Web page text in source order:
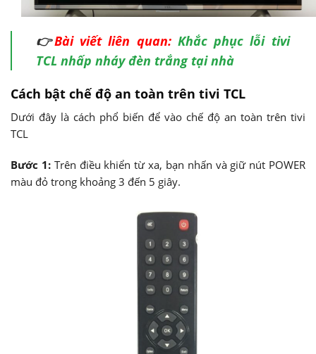
👉Bài viết liên quan: Khắc phục lỗi tivi
TCL nhấp nháy đèn trắng tại nhà
Cách bật chế độ an toàn trên tivi TCL
Dưới đây là cách phổ biến để vào chế độ an toàn trên tivi
TCL
Bước 1:Trên điều khiển từ xa, bạn nhấn và giữ nút POWER
màu đỏ trong khoảng 3 đến 5 giây.